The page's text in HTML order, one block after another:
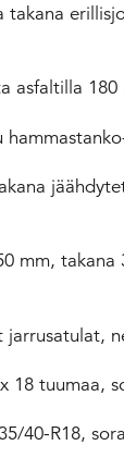
takana
asfaltilla
mm, takana
jarrusatulat,
18 tuumaa,
40-R18,